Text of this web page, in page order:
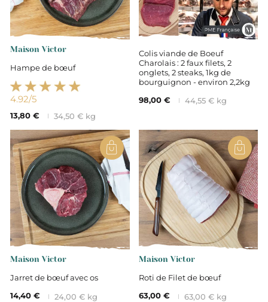
Maison Victor
Hampe de bœuf
4.92/5
13,80 € 34,50 € kg
Colis viande de Boeuf
Charolais : 2 faux filets, 2
onglets, 2 steaks, 1kg de
bourguignon - environ 2,2kg
98,00 €
44,55 € kg
Maison Victor
Jarret de bœuf avec os
14,40 €
24,00 € kg
Maison Victor
Roti de Filet de bœuf
63,00 €
63,00 € kg